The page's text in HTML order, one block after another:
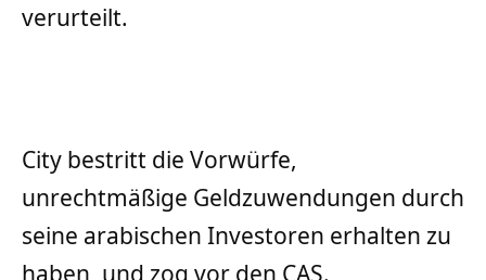
verurteilt.
City bestritt die Vorwürfe,
unrechtmäßige Geldzuwendungen durch
seine arabischen Investoren erhalten zu
haben, und zog vor den CAS.